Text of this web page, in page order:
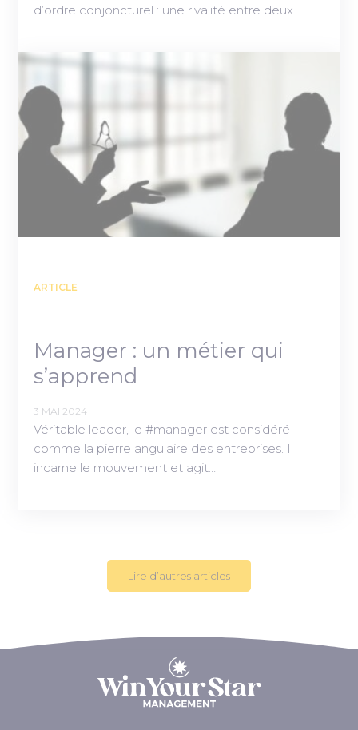
d’ordre conjoncturel : une rivalité entre deux…
ARTICLE
Manager : un métier qui
s’apprend
3 MAI 2024
Véritable leader, le #manager est considéré
comme la pierre angulaire des entreprises. Il
incarne le mouvement et agit…
Lire d’autres articles